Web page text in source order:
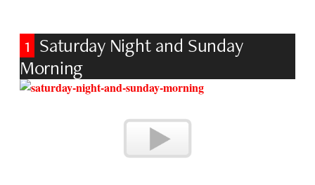
1 Saturday Night and Sunday
Morning